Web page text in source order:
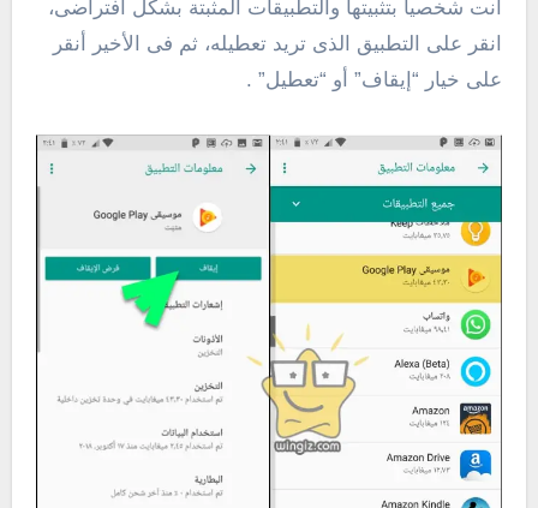
أنت شخصياً بتثبيتها والتطبيقات المثبتة بشكل افتراضى،
انقر على التطبيق الذى تريد تعطيله، ثم فى الأخير أنقر
على خيار “إيقاف” أو “تعطيل” .